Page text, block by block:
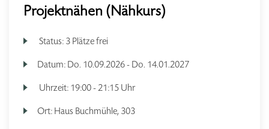
Projektnähen (Nähkurs)
Status: 3 Plätze frei
Datum: Do. 10.09.2026 - Do. 14.01.2027
Uhrzeit: 19:00 - 21:15 Uhr
Ort: Haus Buchmühle, 303